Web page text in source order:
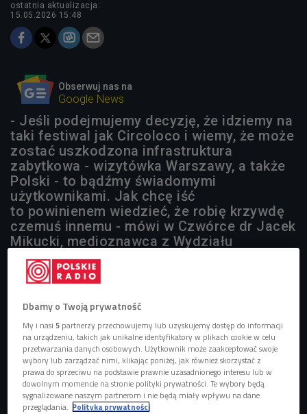
ostatnia aktualizacja:
15.05.2026 15:48
Obserwuj nas na
Google News
- Jeśli podejmujemy decyzję, że idziemy na
taki festiwal jak Circoloco i wiemy, że może
zostać uszkodzona infrastruktura
zabytkowa - wizytówka Warszawy, a także
Polski - to bądźmy świadomymi
użytkownikami. Jak chcę iść
to powinienem wiedzieć, że robię krzywdę
czemuś innemu - mówi w Czwórce dr Jacek
Mikucki, medioznawca z Wydziału
Dziennikarstwa, Informacji i Bibliologii
Uniwersytetu Warszawskiego.
Dbamy o Twoją prywatność
My i nasi5 partnerzy przechowujemy lub uzyskujemy dostęp do informacji
na urządzeniu, takich jak unikalne identyfikatory w plikach cookie w celu
przetwarzania danych osobowych. Użytkownik może zaakceptować swoje
wybory lub zarządzać nimi, klikając poniżej, jak również skorzystać z
prawa do sprzeciwu na podstawie prawnie uzasadnionego interesu lub w
dowolnym momencie na stronie polityki prywatności. Te wybory będą
sygnalizowane naszym partnerom i nie będą miały wpływu na dane
przeglądania. Polityka prywatności